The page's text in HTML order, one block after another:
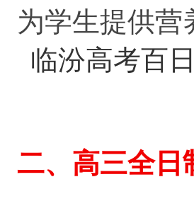
为学生提供营
临汾高考百
二、 高三全日